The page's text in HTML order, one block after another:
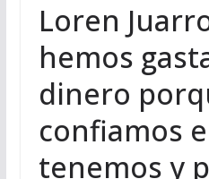
Loren
hemos
dinero
confiamos
tenemos y